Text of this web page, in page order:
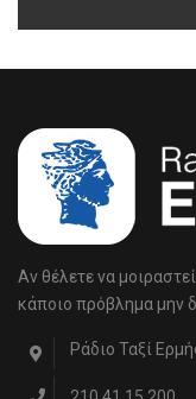
Αν θέλετε να
κάποιο πρόβλημα μην
Ράδιο Ταξί